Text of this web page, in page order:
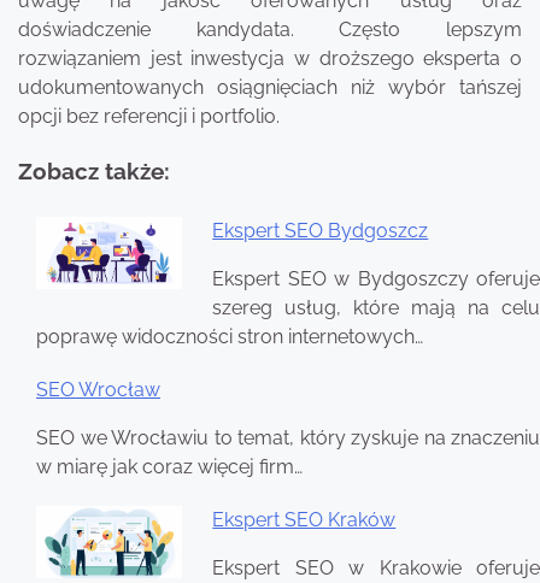
doświadczenie kandydata. Często lepszym
rozwiązaniem jest inwestycja w droższego eksperta o
udokumentowanych osiągnięciach niż wybór tańszej
opcji bez referencji i portfolio.
Zobacz także:
Ekspert SEO Bydgoszcz
Ekspert SEO w Bydgoszczy oferuje
szereg usług, które mają na celu
poprawę widoczności stron internetowych…
SEO Wrocław
SEO we Wrocławiu to temat, który zyskuje na znaczeniu
w miarę jak coraz więcej firm…
Ekspert SEO Kraków
Ekspert SEO w Krakowie oferuje
Nawigacja